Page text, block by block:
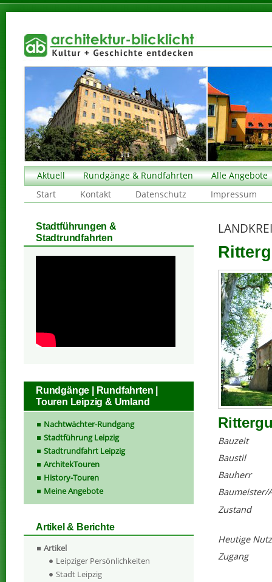
Aktuell Rundgänge & Rundfahrten
Alle Angebote
Start
Kontakt Datenschutz Impressum
Bauzeit
Baustil
Bauherr
Baumeister/
Zustand
Heutige
Zugang
Stadtführungen &
Stadtrundfahrten
Rundgänge | Rundfahrten |
Touren Leipzig & Umland
Nachtwächter-Rundgang
Stadtführung Leipzig
Stadtrundfahrt Leipzig
ArchitekTouren
History-Touren
Meine Angebote
Artikel & Berichte
Artikel
Leipziger Persönlichkeiten
Stadt Leipzig